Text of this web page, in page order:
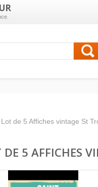
Lot de 5 Affiches vintage St
DE 5 AFFICHES